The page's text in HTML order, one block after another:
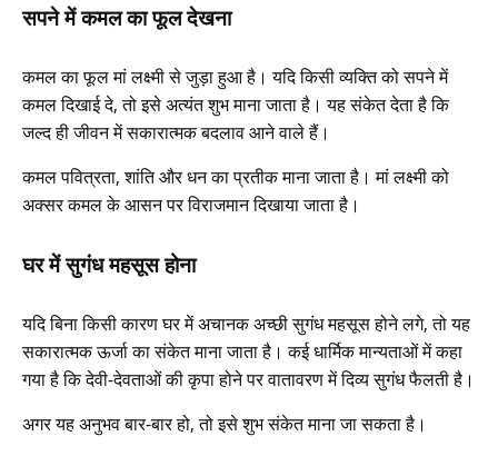
सपने में कमल का फूल देखना
कमल का फूल मां लक्ष्मी से जुड़ा हुआ है। यदि किसी व्यक्ति को सपने में
कमल दिखाई दे, तो इसे अत्यंत शुभ माना जाता है। यह संकेत देता है कि
जल्द ही जीवन में सकारात्मक बदलाव आने वाले हैं।
कमल पवित्रता, शांति और धन का प्रतीक माना जाता है। मां लक्ष्मी को
अक्सर कमल के आसन पर विराजमान दिखाया जाता है।
घर में सुगंध महसूस होना
यदि बिना किसी कारण घर में अचानक अच्छी सुगंध महसूस होने लगे, तो यह
सकारात्मक ऊर्जा का संकेत माना जाता है। कई धार्मिक मान्यताओं में कहा
गया है कि देवी-देवताओं की कृपा होने पर वातावरण में दिव्य सुगंध फैलती है।
अगर यह अनुभव बार-बार हो, तो इसे शुभ संकेत माना जा सकता है।